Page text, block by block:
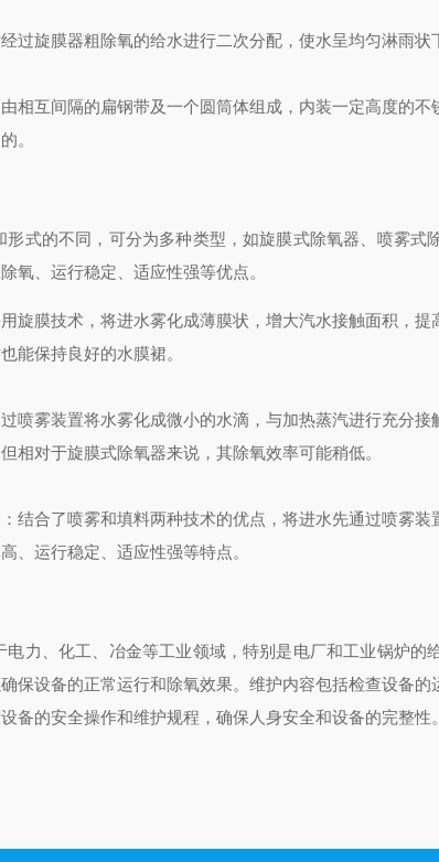
经过旋膜器粗除氧的给水进行二次分配，使水呈均匀淋雨状
由相互间隔的扁钢带及一个圆筒体组成，内装一定高度的
。
形式的不同，可分为多种类型，如旋膜式除氧器、喷雾式
氧、运行稳定、适应性强等优点。
用旋膜技术，将进水雾化成薄膜状，增大汽水接触面积，
能保持良好的水膜裙。
过喷雾装置将水雾化成微小的水滴，与加热蒸汽进行充分
相对于旋膜式除氧器来说，其除氧效率可能稍低。
：结合了喷雾和填料两种技术的优点，将进水先通过喷雾
、运行稳定、适应性强等特点。
电力、化工、冶金等工业领域，特别是电厂和工业锅炉的
保设备的正常运行和除氧效果。维护内容包括检查设备
备的安全操作和维护规程，确保人身安全和设备的完整性。